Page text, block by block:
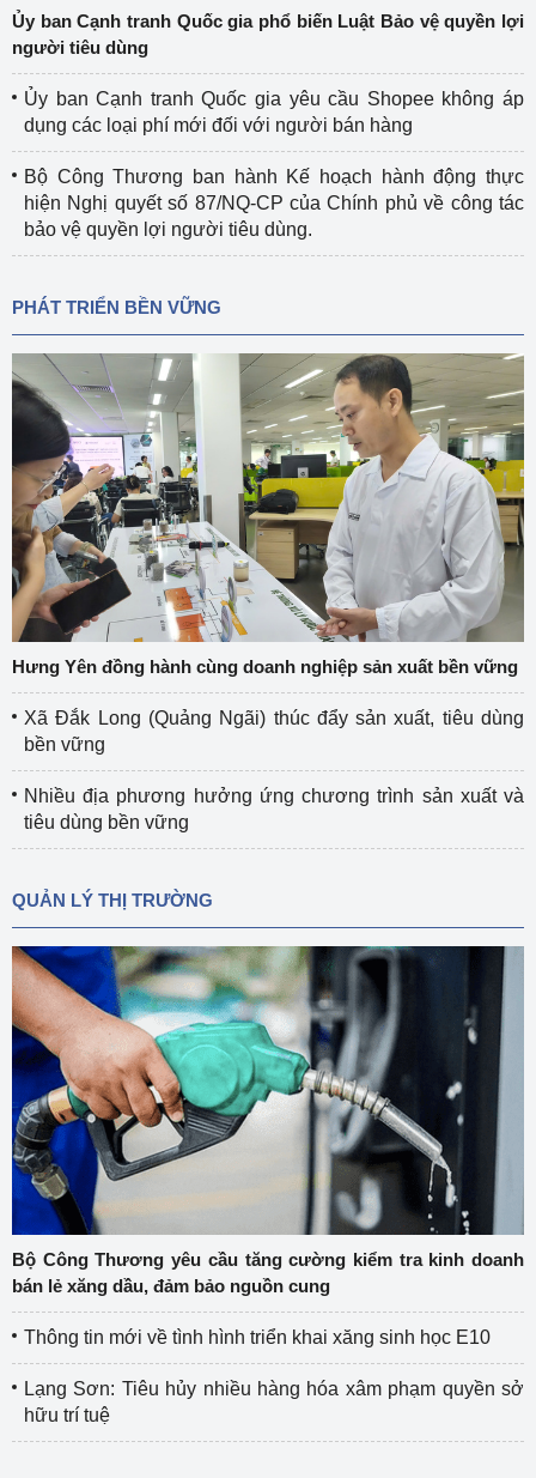
Ủy ban Cạnh tranh Quốc gia phổ biến Luật Bảo vệ quyền lợi
người tiêu dùng
Ủy ban Cạnh tranh Quốc gia yêu cầu Shopee không áp
dụng các loại phí mới đối với người bán hàng
Bộ Công Thương ban hành Kế hoạch hành động thực
hiện Nghị quyết số 87/NQ-CP của Chính phủ về công tác
bảo vệ quyền lợi người tiêu dùng.
PHÁT TRIỂN BỀN VỮNG
Hưng Yên đồng hành cùng doanh nghiệp sản xuất bền vững
Xã Đắk Long (Quảng Ngãi) thúc đẩy sản xuất, tiêu dùng
bền vững
Nhiều địa phương hưởng ứng chương trình sản xuất và
tiêu dùng bền vững
QUẢN LÝ THỊ TRƯỜNG
Bộ Công Thương yêu cầu tăng cường kiểm tra kinh doanh
bán lẻ xăng dầu, đảm bảo nguồn cung
Thông tin mới về tình hình triển khai xăng sinh học E10
Lạng Sơn: Tiêu hủy nhiều hàng hóa xâm phạm quyền sở
hữu trí tuệ